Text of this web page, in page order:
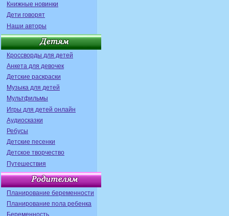
Книжные новинки
Дети говорят
Наши авторы
Кроссворды для детей
Анкета для девочек
Детские раскраски
Музыка для детей
Мультфильмы
Игры для детей онлайн
Аудиосказки
Ребусы
Детские песенки
Детское творчество
Путешествия
Планирование беременности
Планирование пола ребенка
Беременность